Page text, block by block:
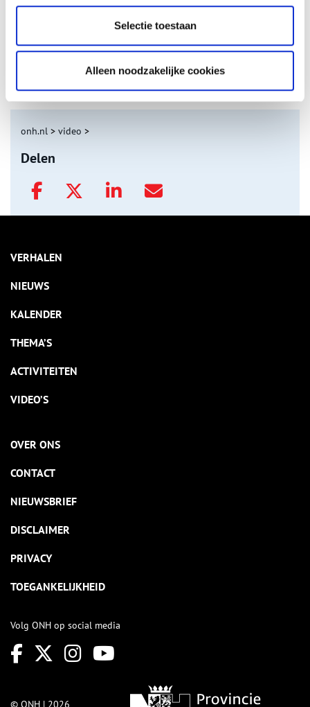
Selectie toestaan
Alleen noodzakelijke cookies
Tien verdwenen pretparken
onh.nl > video >
Delen
VERHALEN
NIEUWS
KALENDER
THEMA’S
ACTIVITEITEN
VIDEO’S
OVER ONS
CONTACT
NIEUWSBRIEF
DISCLAIMER
PRIVACY
TOEGANKELIJKHEID
Volg ONH op social media
© ONH | 2026